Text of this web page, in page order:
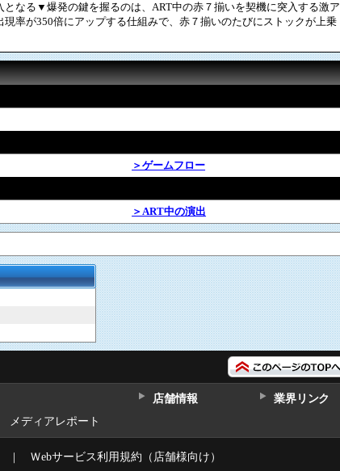
となる▼爆発の鍵を握るのは、ART中の赤７揃いを契機に突入する激ア
率が350倍にアップする仕組みで、赤７揃いのたびにストックが上乗
＞ゲームフロー
＞ART中の演出
メディアレポート
店舗情報 業界リンク
｜ Ｗebサービス利用規約（店舗様向け）